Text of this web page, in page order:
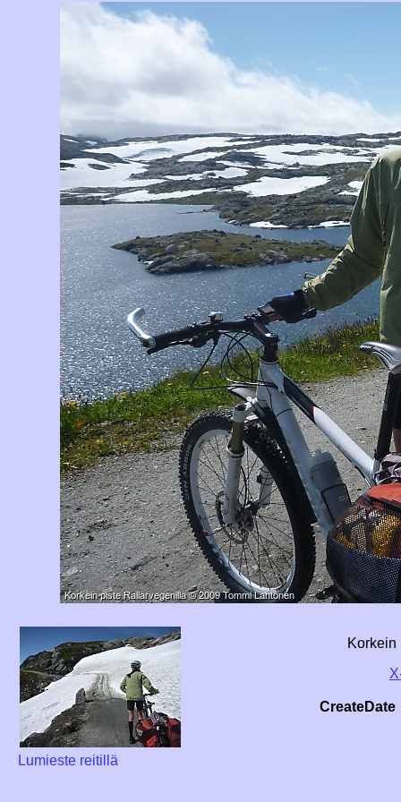
Lumieste reitillä
CreateDate